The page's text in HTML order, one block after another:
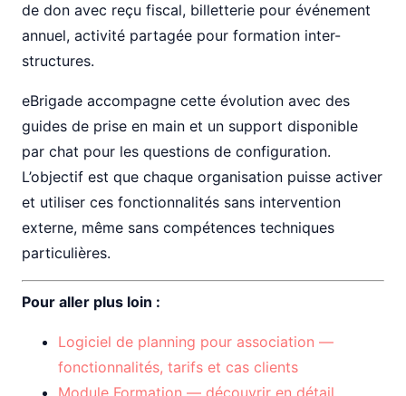
de don avec reçu fiscal, billetterie pour événement
annuel, activité partagée pour formation inter-
structures.
eBrigade accompagne cette évolution avec des
guides de prise en main et un support disponible
par chat pour les questions de configuration.
L’objectif est que chaque organisation puisse activer
et utiliser ces fonctionnalités sans intervention
externe, même sans compétences techniques
particulières.
Pour aller plus loin :
Logiciel de planning pour association —
fonctionnalités, tarifs et cas clients
Module Formation — découvrir en détail